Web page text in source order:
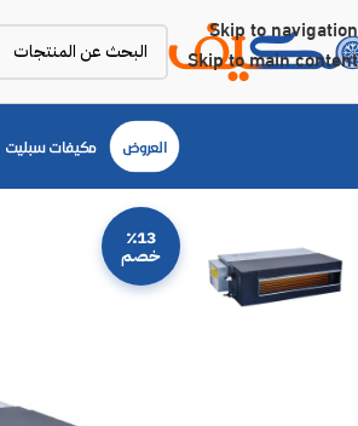
Skip to navigation
Skip to main content
العروض مكيفات سبليت
٪13
خصم